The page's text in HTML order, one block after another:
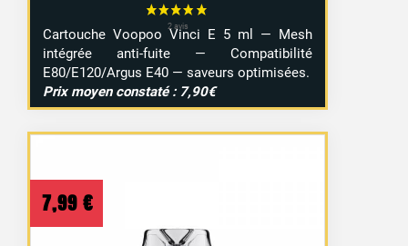
Cartouche Voopoo Vinci E 5 ml — Mesh
intégrée anti-fuite — Compatibilité
E80/E120/Argus E40 — saveurs optimisées.
Prix moyen constaté : 7,90€
7,99 €